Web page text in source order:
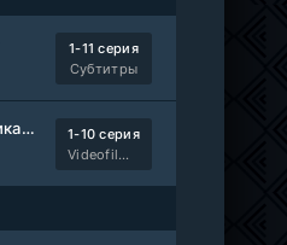
1-11 серия
Субтитры
Моя жизнь с мальчиками Уолтер
1-10 серия
Videofilm Int